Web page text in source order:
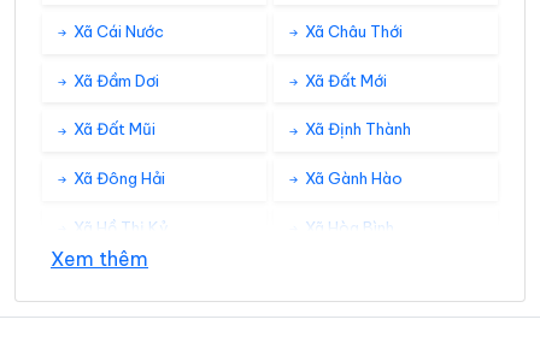
Xã Cái Nước Xã Châu Thới
Xã Đầm Dơi Xã Đất Mới
Xã Đất Mũi Xã Định Thành
Xã Đông Hải Xã Gành Hào
Xã Hồ Thị Kỷ Xã Hòa Bình
Xem thêm